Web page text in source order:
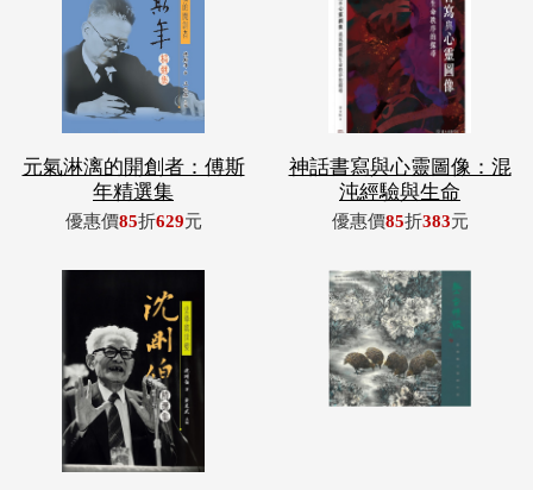
元氣淋漓的開創者：傅斯
年精選集
優惠價85折629元
神話書寫與心靈圖像：混
沌經驗與生命
優惠價85折383元